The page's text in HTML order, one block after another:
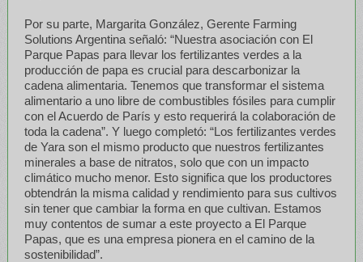
Por su parte, Margarita González, Gerente Farming
Solutions Argentina señaló: “Nuestra asociación con El
Parque Papas para llevar los fertilizantes verdes a la
producción de papa es crucial para descarbonizar la
cadena alimentaria. Tenemos que transformar el sistema
alimentario a uno libre de combustibles fósiles para cumplir
con el Acuerdo de París y esto requerirá la colaboración de
toda la cadena”. Y luego completó: “Los fertilizantes verdes
de Yara son el mismo producto que nuestros fertilizantes
minerales a base de nitratos, solo que con un impacto
climático mucho menor. Esto significa que los productores
obtendrán la misma calidad y rendimiento para sus cultivos
sin tener que cambiar la forma en que cultivan. Estamos
muy contentos de sumar a este proyecto a El Parque
Papas, que es una empresa pionera en el camino de la
sostenibilidad”.